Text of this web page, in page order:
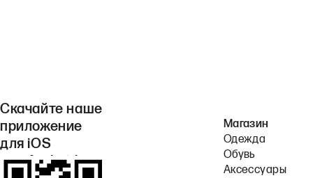
Скачайте наше
приложение
для iOS
или Android.
Магазин
Одежда
Обувь
Аксессуары